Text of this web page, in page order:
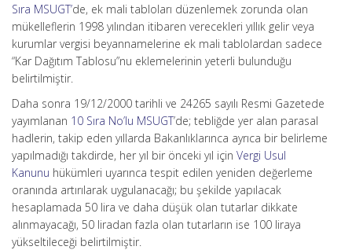
Sıra MSUGT’de, ek mali tabloları düzenlemek zorunda olan
mükelleflerin 1998 yılından itibaren verecekleri yıllık gelir veya
kurumlar vergisi beyannamelerine ek mali tablolardan sadece
“Kar Dağıtım Tablosu”nu eklemelerinin yeterli bulunduğu
belirtilmiştir.
Daha sonra 19/12/2000 tarihli ve 24265 sayılı Resmi Gazetede
yayımlanan 10 Sıra No’lu MSUGT’de; tebliğde yer alan parasal
hadlerin, takip eden yıllarda Bakanlıklarınca ayrıca bir belirleme
yapılmadığı takdirde, her yıl bir önceki yıl için Vergi Usul
Kanunu hükümleri uyarınca tespit edilen yeniden değerleme
oranında artırılarak uygulanacağı; bu şekilde yapılacak
hesaplamada 50 lira ve daha düşük olan tutarlar dikkate
alınmayacağı, 50 liradan fazla olan tutarların ise 100 liraya
yükseltileceği belirtilmiştir.